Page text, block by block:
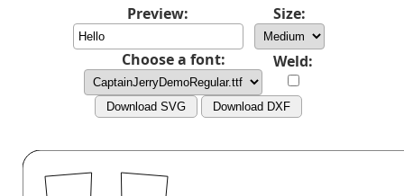
Preview: Size:
Choose a font: Weld:
Download SVG Download DXF